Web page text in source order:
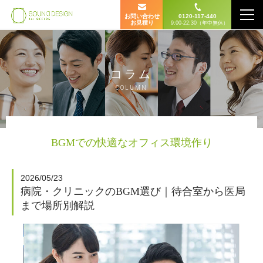
お問い合わせ
お見積り
0120-117-440
9:00-22:30（年中無休）
コラム
COLUMN
BGMでの快適なオフィス環境作り
2026/05/23
病院・クリニックのBGM選び｜待合室から医局
まで場所別解説